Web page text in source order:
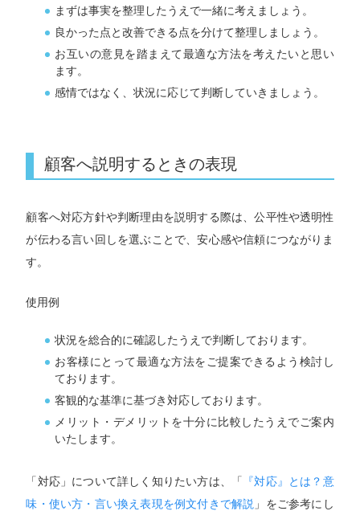
まずは事実を整理したうえで一緒に考えましょう。
良かった点と改善できる点を分けて整理しましょう。
お互いの意見を踏まえて最適な方法を考えたいと思い
ます。
感情ではなく、状況に応じて判断していきましょう。
顧客へ説明するときの表現
顧客へ対応方針や判断理由を説明する際は、公平性や透明性
が伝わる言い回しを選ぶことで、安心感や信頼につながりま
す。
使用例
状況を総合的に確認したうえで判断しております。
お客様にとって最適な方法をご提案できるよう検討し
ております。
客観的な基準に基づき対応しております。
メリット・デメリットを十分に比較したうえでご案内
いたします。
「対応」について詳しく知りたい方は、「 『対応』とは？意
味・使い方・言い換え表現を例文付きで解説 」をご参考にし